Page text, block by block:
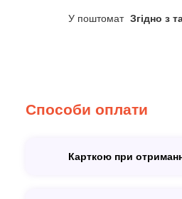
У поштомат Згідно з
Способи оплати
Карткою при